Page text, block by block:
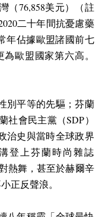
（76,858美元）（註
二十年間抗憂慮藥
年佔據歐盟諸國前七
歐盟國家第六高。
別平等的先驅；芬蘭
社會民主黨（SDP）
治史與當時全球政界
登上芬蘭時尚雜誌
熱舞，甚至於赫爾辛
正反聲浪。